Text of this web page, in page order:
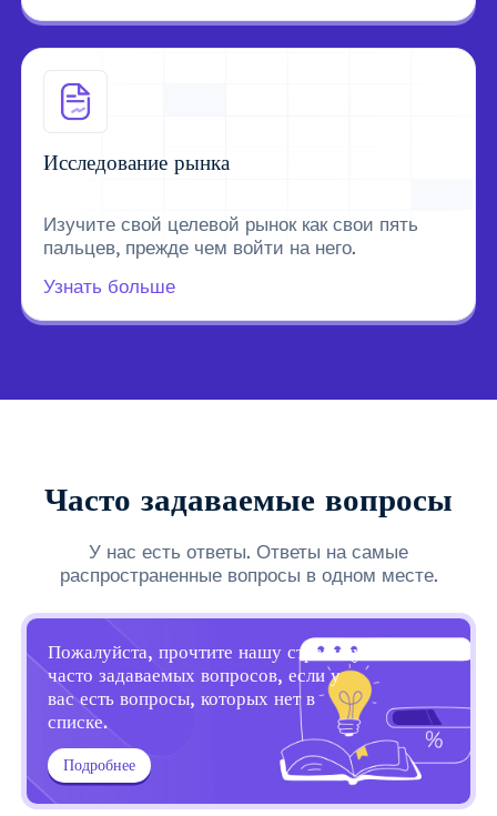
Исследование рынка
Изучите свой целевой рынок как свои пять
пальцев, прежде чем войти на него.
Узнать больше
Часто задаваемые вопросы
У нас есть ответы. Ответы на самые
распространенные вопросы в одном месте.
Пожалуйста, прочтите нашу страницу
часто задаваемых вопросов, если у
вас есть вопросы, которых нет в
списке.
Подробнее